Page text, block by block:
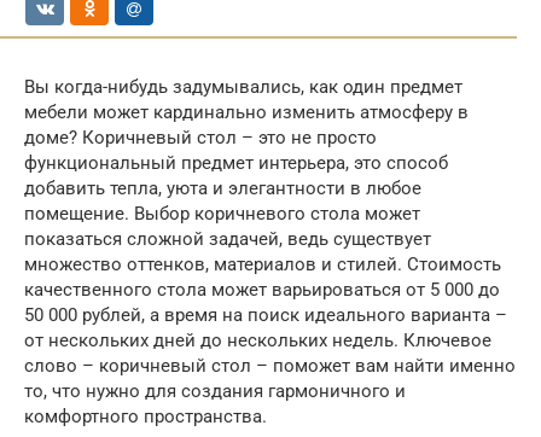
Вы когда-нибудь задумывались, как один предмет
мебели может кардинально изменить атмосферу в
доме? Коричневый стол – это не просто
функциональный предмет интерьера, это способ
добавить тепла, уюта и элегантности в любое
помещение. Выбор коричневого стола может
показаться сложной задачей, ведь существует
множество оттенков, материалов и стилей. Стоимость
качественного стола может варьироваться от 5 000 до
50 000 рублей, а время на поиск идеального варианта –
от нескольких дней до нескольких недель. Ключевое
слово – коричневый стол – поможет вам найти именно
то, что нужно для создания гармоничного и
комфортного пространства.